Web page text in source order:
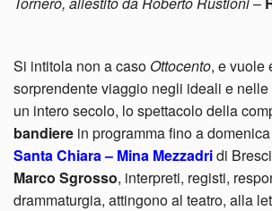
Si intitola non a caso Ottocento, e vuole
sorprendente viaggio negli ideali e
un intero secolo, lo spettacolo della
bandiere in programma fino a
Santa Chiara – Mina Mezzadridi
Marco Sgrosso, interpreti, registi,
drammaturgia, attingono al teatro, alla